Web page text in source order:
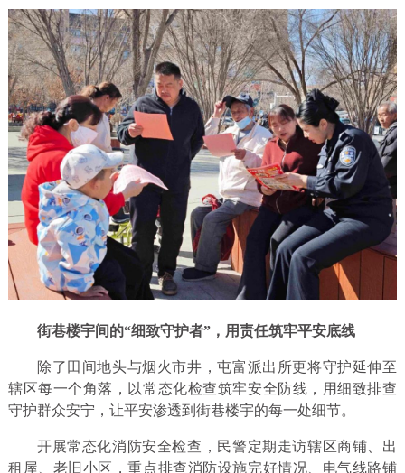
街巷楼宇间的“细致守护者”，用责任筑牢平安底线
除了田间地头与烟火市井，屯富派出所更将守护延伸至
辖区每一个角落，以常态化检查筑牢安全防线，用细致排查
守护群众安宁，让平安渗透到街巷楼宇的每一处细节。
开展常态化消防安全检查，民警定期走访辖区商铺、出
租屋、老旧小区，重点排查消防设施完好情况、电气线路铺